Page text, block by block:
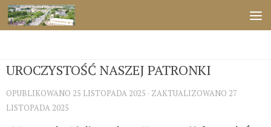
Przejdź do treści
UROCZYSTOŚĆ NASZEJ PATRONKI
OPUBLIKOWANO 25 LISTOPADA 2025 · ZAKTUALIZOWANO 27
LISTOPADA 2025